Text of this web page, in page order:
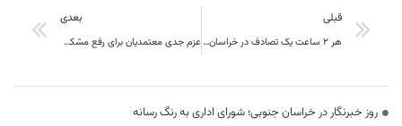
قبلی
هر 2 ساعت یک تصادف در خراسان جنوبی
بعدی
عزم جدی معتمدیان برای رفع مشکلات صنعت استان
روز خبرنگار در خراسان جنوبی؛ شورای اداری به رنگ رسانه